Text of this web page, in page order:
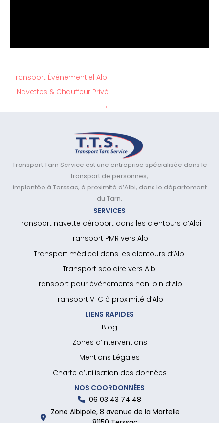
Transport Évènementiel Albi
: Navettes & Chauffeur Privé
→
Transport Tarn Service est une entreprise spécialisée dans le
transport de personnes,
implantée à Terssac, à proximité d’Albi, dans le département
du Tarn.
SERVICES
Transport navette aéroport dans les alentours d’Albi
Transport PMR vers Albi
Transport médical dans les alentours d’Albi
Transport scolaire vers Albi
Transport pour événements non loin d’Albi
Transport VTC à proximité d’Albi
LIENS RAPIDES
Blog
Zones d’interventions
Mentions Légales
Charte d’utilisation des données
NOS COORDONNÉES
06 03 43 74 48
Zone Albipole, 8 avenue de la Martelle